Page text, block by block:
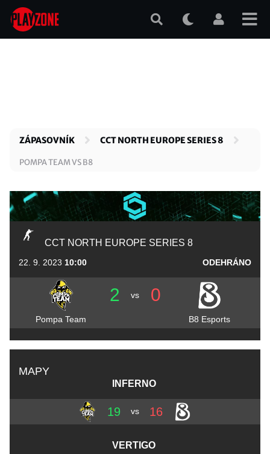
Přejít
hlavnímu
ZÁPASOVNÍK CCT NORTH EUROPE SERIES 8
POMPA TEAM VS B8
CCT NORTH EUROPE SERIES 8
22. 9. 2023 10:00 ODEHRÁNO
2 vs 0
Pompa Team B8 Esports
MAPY
INFERNO
19 vs 16
VERTIGO